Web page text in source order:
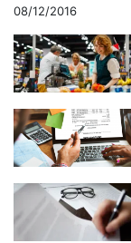
08/12/2016